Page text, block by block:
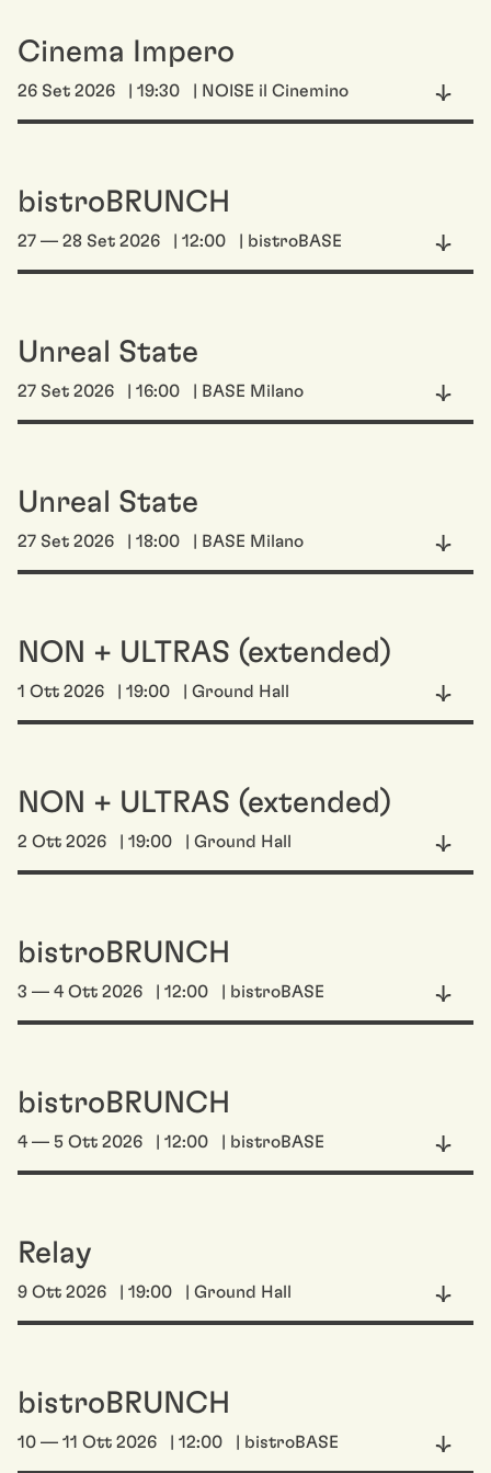
Cinema Impero
26 Set 2026 | 19:30 | NOISE il Cinemino
bistroBRUNCH
27 — 28 Set 2026 | 12:00 | bistroBASE
Unreal State
27 Set 2026 | 16:00 | BASE Milano
Unreal State
27 Set 2026 | 18:00 | BASE Milano
NON + ULTRAS (extended)
1 Ott 2026 | 19:00 | Ground Hall
NON + ULTRAS (extended)
2 Ott 2026 | 19:00 | Ground Hall
bistroBRUNCH
3 — 4 Ott 2026 | 12:00 | bistroBASE
bistroBRUNCH
4 — 5 Ott 2026 | 12:00 | bistroBASE
Relay
9 Ott 2026 | 19:00 | Ground Hall
bistroBRUNCH
10 — 11 Ott 2026 | 12:00 | bistroBASE